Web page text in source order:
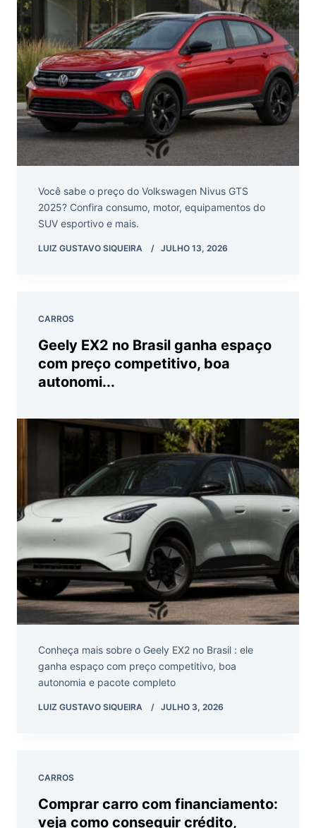
Você sabe o preço do Volkswagen Nivus GTS
2025? Confira consumo, motor, equipamentos do
SUV esportivo e mais.
LUIZ GUSTAVO SIQUEIRA JULHO 13, 2026
CARROS
Geely EX2 no Brasil ganha espaço
com preço competitivo, boa
autonomi...
Conheça mais sobre o Geely EX2 no Brasil : ele
ganha espaço com preço competitivo, boa
autonomia e pacote completo
LUIZ GUSTAVO SIQUEIRA JULHO 3, 2026
CARROS
Comprar carro com financiamento:
veja como conseguir crédito,